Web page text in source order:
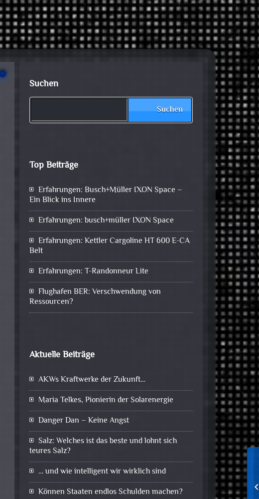
Suchen
Suchen
Top Beiträge
Erfahrungen: Busch+Müller IXON Space –
Ein Blick ins Innere
Erfahrungen: busch+müller IXON Space
Erfahrungen: Kettler Cargoline HT 600 E-CA
Belt
Erfahrungen: T-Randonneur Lite
Flughafen BER: Verschwendung von
Ressourcen?
Aktuelle Beiträge
AKWs Kraftwerke der Zukunft…
Maria Telkes, Pionierin der Solarenergie
Danger Dan – Keine Angst
Salz: Welches ist das beste und lohnt sich
teures Salz?
… und wie intelligent wir wirklich sind
Können Staaten endlos Schulden machen?